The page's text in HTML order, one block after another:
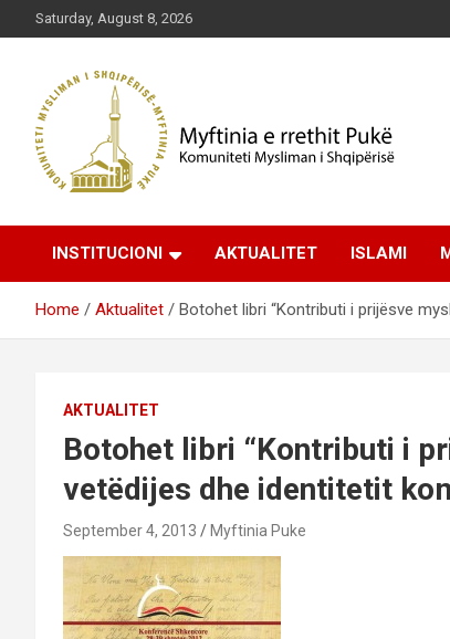
to
Saturday, August 8, 2026
Myftinia Pukë | Faqja
Zyrtare
INSTITUCIONI AKTUALITET ISLAMI
Home Aktualitet Botohet libri “Kontributi i prijësve
AKTUALITET
Botohet libri “Kontributi i
vetëdijes dhe identitetit
September 4, 2013 Myftinia Puke